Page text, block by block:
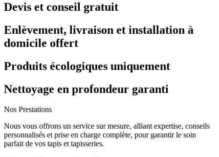
Devis et conseil gratuit
Enlèvement, livraison et installation à
domicile offert
Produits écologiques uniquement
Nettoyage en profondeur garanti
Nos Prestations
Nous vous offrons un service sur mesure, alliant expertise, conseils
personnalisés et prise en charge complète, pour garantir le soin
parfait de vos tapis et tapisseries.